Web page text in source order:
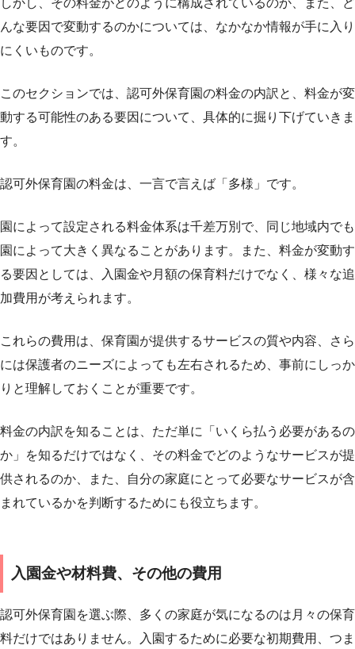
んな要因で変動するのかについては、なかなか情報が手に入り
にくいものです。
このセクションでは、認可外保育園の料金の内訳と、料金が変
動する可能性のある要因について、具体的に掘り下げていきま
す。
認可外保育園の料金は、一言で言えば「多様」です。
園によって設定される料金体系は千差万別で、同じ地域内でも
園によって大きく異なることがあります。また、料金が変動す
る要因としては、入園金や月額の保育料だけでなく、様々な追
加費用が考えられます。
これらの費用は、保育園が提供するサービスの質や内容、さら
には保護者のニーズによっても左右されるため、事前にしっか
りと理解しておくことが重要です。
料金の内訳を知ることは、ただ単に「いくら払う必要があるの
か」を知るだけではなく、その料金でどのようなサービスが提
供されるのか、また、自分の家庭にとって必要なサービスが含
まれているかを判断するためにも役立ちます。
入園金や材料費、その他の費用
認可外保育園を選ぶ際、多くの家庭が気になるのは月々の保育
料だけではありません。入園するために必要な初期費用、つま